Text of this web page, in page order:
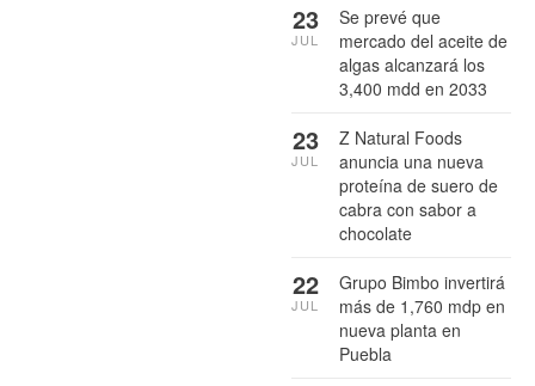
Se prevé que
mercado del aceite de
algas alcanzará los
3,400 mdd en 2033
23
JUL
Z Natural Foods
anuncia una nueva
proteína de suero de
cabra con sabor a
chocolate
23
JUL
Grupo Bimbo invertirá
más de 1,760 mdp en
nueva planta en
Puebla
22
JUL